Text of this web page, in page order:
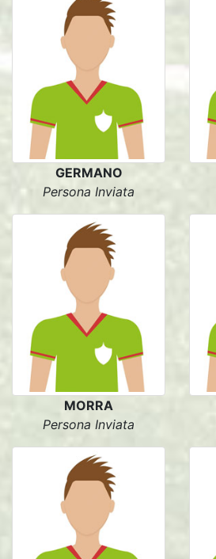
GERMANO
Persona Inviata
MORRA
Persona Inviata